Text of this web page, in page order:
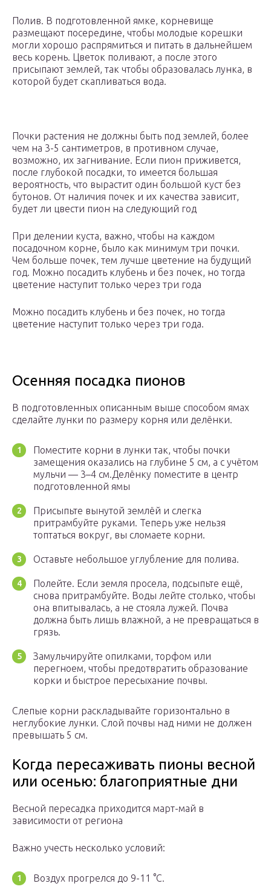
Полив. В подготовленной ямке, корневище
размещают посередине, чтобы молодые корешки
могли хорошо распрямиться и питать в дальнейшем
весь корень. Цветок поливают, а после этого
присыпают землей, так чтобы образовалась лунка, в
которой будет скапливаться вода.
Почки растения не должны быть под землей, более
чем на 3-5 сантиметров, в противном случае,
возможно, их загнивание. Если пион приживется,
после глубокой посадки, то имеется большая
вероятность, что вырастит один большой куст без
бутонов. От наличия почек и их качества зависит,
будет ли цвести пион на следующий год
При делении куста, важно, чтобы на каждом
посадочном корне, было как минимум три почки.
Чем больше почек, тем лучше цветение на будущий
год. Можно посадить клубень и без почек, но тогда
цветение наступит только через три года
Можно посадить клубень и без почек, но тогда
цветение наступит только через три года.
Осенняя посадка пионов
В подготовленных описанным выше способом ямах
сделайте лунки по размеру корня или делёнки.
Поместите корни в лунки так, чтобы почки
замещения оказались на глубине 5 см, а с учётом
мульчи — 3–4 см.Делёнку поместите в центр
подготовленной ямы
Присыпьте вынутой землёй и слегка
притрамбуйте руками. Теперь уже нельзя
топтаться вокруг, вы сломаете корни.
Оставьте небольшое углубление для полива.
Полейте. Если земля просела, подсыпьте ещё,
снова притрамбуйте. Воды лейте столько, чтобы
она впитывалась, а не стояла лужей. Почва
должна быть лишь влажной, а не превращаться в
грязь.
Замульчируйте опилками, торфом или
перегноем, чтобы предотвратить образование
корки и быстрое пересыхание почвы.
Слепые корни раскладывайте горизонтально в
неглубокие лунки. Слой почвы над ними не должен
превышать 5 см.
Когда пересаживать пионы весной
или осенью: благоприятные дни
Весной пересадка приходится март-май в
зависимости от региона
Важно учесть несколько условий:
Воздух прогрелся до 9-11 °С.